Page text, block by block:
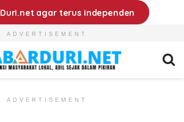
agar terus independen
ADVERTISEMENT
ADVERTISEMENT